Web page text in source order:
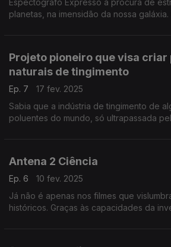
Espectógrafo Expresso à procura de
planetas, na imensidão da nossa
Projeto pioneiro que visa criar
naturais de tingimento
Ep. 7
17 fev. 2025
Sabia que a indústria de tingimento de
poluentes do mundo, só ultrapassada
Antena 2 Ciência
Ep. 6
10 fev. 2025
Já não é apenas nos filmes que
históricos. Graças às capacidades da